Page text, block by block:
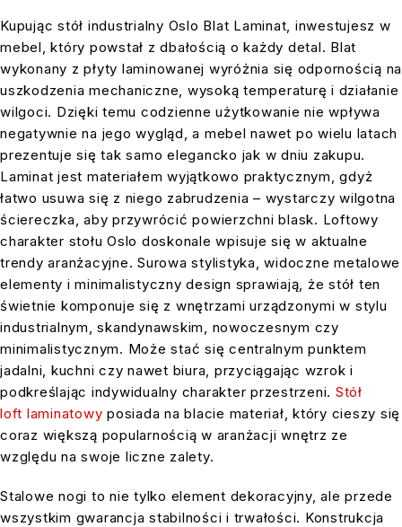
Kupując stół industrialny Oslo Blat Laminat, inwestujesz w
mebel, który powstał z dbałością o każdy detal. Blat
wykonany z płyty laminowanej wyróżnia się odpornością na
uszkodzenia mechaniczne, wysoką temperaturę i działanie
wilgoci. Dzięki temu codzienne użytkowanie nie wpływa
negatywnie na jego wygląd, a mebel nawet po wielu latach
prezentuje się tak samo elegancko jak w dniu zakupu.
Laminat jest materiałem wyjątkowo praktycznym, gdyż
łatwo usuwa się z niego zabrudzenia – wystarczy wilgotna
ściereczka, aby przywrócić powierzchni blask. Loftowy
charakter stołu Oslo doskonale wpisuje się w aktualne
trendy aranżacyjne. Surowa stylistyka, widoczne metalowe
elementy i minimalistyczny design sprawiają, że stół ten
świetnie komponuje się z wnętrzami urządzonymi w stylu
industrialnym, skandynawskim, nowoczesnym czy
minimalistycznym. Może stać się centralnym punktem
jadalni, kuchni czy nawet biura, przyciągając wzrok i
podkreślając indywidualny charakter przestrzeni. Stół
loft laminatowy posiada na blacie materiał, który cieszy się
coraz większą popularnością w aranżacji wnętrz ze
względu na swoje liczne zalety.
Stalowe nogi to nie tylko element dekoracyjny, ale przede
wszystkim gwarancja stabilności i trwałości. Konstrukcja